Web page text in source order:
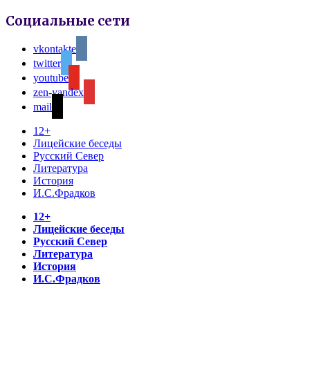
Социальные сети
vkontakte
twitter
youtube
zen-yandex
mail
12+
Лицейские беседы
Русский Север
Литература
История
И.С.Фрадков
12+
Лицейские беседы
Русский Север
Литература
История
И.С.Фрадков